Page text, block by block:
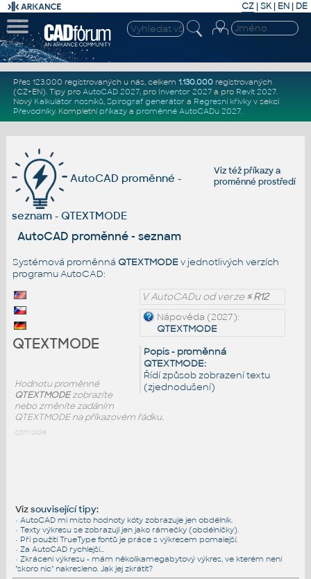
CZ | SK| EN | DE
Přes 123.000 registrovaných u nás, celkem 1.130.000registrovaných
(CZ+EN). Tipy pro AutoCAD 2027, pro Inventor 2027a pro Revit 2027.
Nový Kalkulátor nosníků, Spirograf generátor a Regresní křivkyv sekci
Převodníky. Kompletní příkazya proměnné AutoCADu 2027.
Viz téžpříkazya
proměnné prostředí
AutoCAD proměnné -
seznam - QTEXTMODE
AutoCAD proměnné - seznam
Systémová proměnná QTEXTMODEv jednotlivých verzích
programu AutoCAD:
V AutoCADu od verze≤ R12
Nápověda (2027):
QTEXTMODE
Popis - proměnná
QTEXTMODE:
Řídí způsob zobrazení textu
(zjednodušení)
QTEXTMODE
Hodnotu proměnné
QTEXTMODEzobrazíte
nebo změníte zadáním
QTEXTMODE na příkazovém řádku.
qtmode
Vizsouvisející tipy:
• AutoCAD mi místo hodnoty kóty zobrazuje jen obdélník.
• Texty výkresu se zobrazují jen jako rámečky (obdélníčky).
• Při použití TrueType fontů je práce s výkresem pomalejší.
• Za AutoCAD rychlejší...
• Zkrácení výkresu - mám několikamegabytový výkres, ve kterém není
"skoro nic" nakresleno. Jak jej zkrátit?